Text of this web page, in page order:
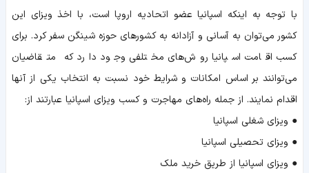
با توجه به اینکه اسپانیا عضو اتحادیه اروپا است، با اخذ ویزای این
کشور می‌توان به آسانی و آزادانه به کشورهای حوزه شینگن سفر کرد. برای
کسب اقامت اسپانیا روش‌های مختلفی وجود دارد که متقاضیان
می‌توانند بر اساس امکانات و شرایط خود نسبت به انتخاب یکی از آنها
اقدام نمایند. از جمله راه‌های مهاجرت و کسب ویزای اسپانیا عبارتند از:
● ویزای شغلی اسپانیا
● ویزای تحصیلی اسپانیا
● ویزای اسپانیا از طریق خرید ملک